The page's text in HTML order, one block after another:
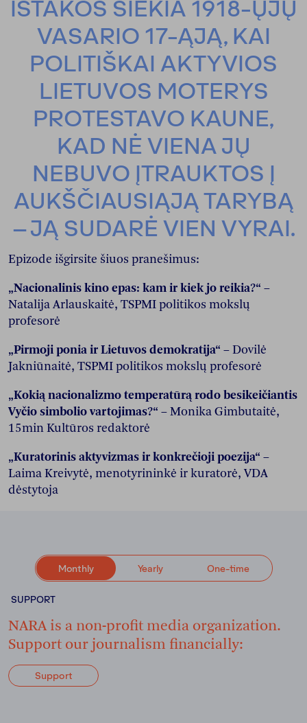
IŠTAKOS SIEKIA 1918-ŲJŲ
VASARIO 17-ĄJĄ, KAI
POLITIŠKAI AKTYVIOS
LIETUVOS MOTERYS
PROTESTAVO KAUNE,
KAD NĖ VIENA JŲ
NEBUVO ĮTRAUKTOS Į
AUKŠČIAUSIĄJĄ TARYBĄ
– JĄ SUDARĖ VIEN VYRAI.
Epizode išgirsite šiuos pranešimus:
„Nacionalinis kino epas: kam ir kiek jo reikia?“ –
Natalija Arlauskaitė, TSPMI politikos mokslų
profesorė
„Pirmoji ponia ir Lietuvos demokratija“ – Dovilė
Jakniūnaitė, TSPMI politikos mokslų profesorė
„Kokią nacionalizmo temperatūrą rodo besikeičiantis
Vyčio simbolio vartojimas?“ – Monika Gimbutaitė,
15min Kultūros redaktorė
„Kuratorinis aktyvizmas ir konkrečioji poezija“ –
Laima Kreivytė, menotyrininkė ir kuratorė, VDA
dėstytoja
Monthly Yearly One-time
SUPPORT
NARA is a non-profit media organization.
Support our journalism financially:
Support